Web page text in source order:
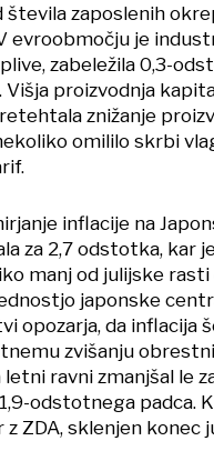
števila zaposlenih
evroobmočju je
zabeležila 0,3-
Višja proizvodnja
znižanje
omililo skrbi
inflacije na
za 2,7 odstotka, kar
manj od julijske rasti
japonske
opozarja, da inflacija
zvišanju
ravni zmanjšal le
odstotnega padca.
ZDA, sklenjen konec